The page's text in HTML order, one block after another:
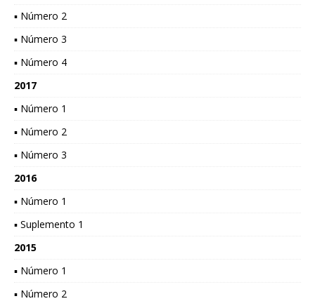
▪ Número 2
▪ Número 3
▪ Número 4
2017
▪ Número 1
▪ Número 2
▪ Número 3
2016
▪ Número 1
▪ Suplemento 1
2015
▪ Número 1
▪ Número 2